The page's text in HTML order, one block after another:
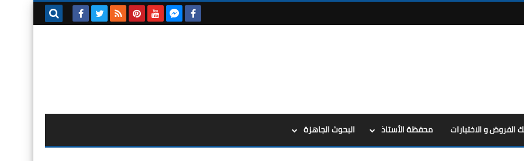
الفروض و الاختبارات محفظة الأستاذ البحوث الجاهزة